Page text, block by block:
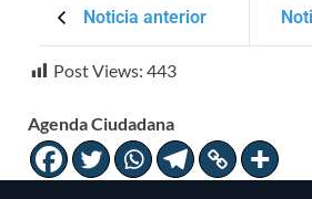
Noticia anterior
Post Views: 443
Agenda Ciudadana